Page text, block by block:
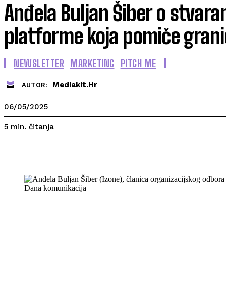
Anđela Buljan Šiber o
platforme koja pomiče
NEWSLETTER MARKETING PITCH ME
AUTOR: Mediakit.hr
06/05/2025
5 min. čitanja